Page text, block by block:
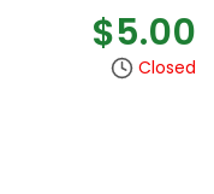
$5.00
Closed